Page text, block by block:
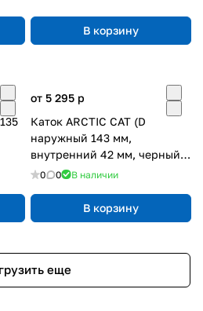
В корзину
от 5 295 p
Каток ARCTIC CAT (D
наружный 143 мм,
внутренний 42 мм, черный,
PPD/WPS) подшипник 6004
0 0 В наличии
В корзину
еще